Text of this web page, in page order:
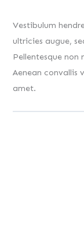
Vestibulum
ultricies augue,
Pellentesque
Aenean convallis
amet.